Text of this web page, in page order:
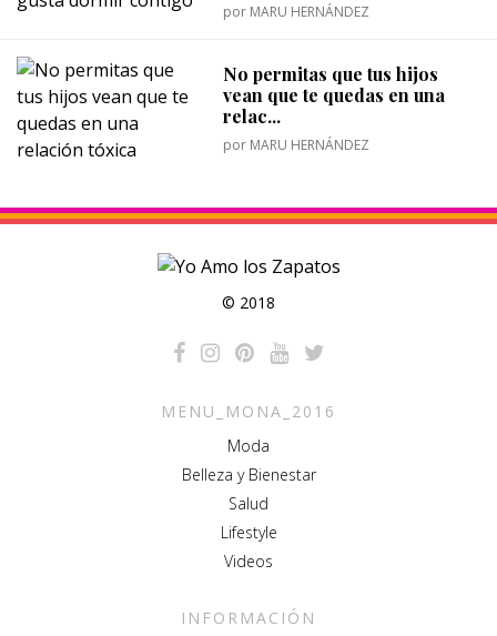
por MARU HERNÁNDEZ
No permitas que tus hijos
vean que te quedas en una
relac...
por MARU HERNÁNDEZ
© 2018
MENU_MONA_2016
Moda
Belleza y Bienestar
Salud
Lifestyle
Videos
INFORMACIÓN